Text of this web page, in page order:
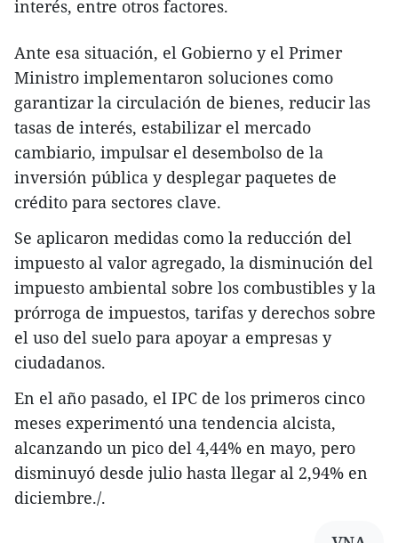
interés, entre otros factores.
Ante esa situación, el Gobierno y el Primer
Ministro implementaron soluciones como
garantizar la circulación de bienes, reducir las
tasas de interés, estabilizar el mercado
cambiario, impulsar el desembolso de la
inversión pública y desplegar paquetes de
crédito para sectores clave.
Se aplicaron medidas como la reducción del
impuesto al valor agregado, la disminución del
impuesto ambiental sobre los combustibles y la
prórroga de impuestos, tarifas y derechos sobre
el uso del suelo para apoyar a empresas y
ciudadanos.
En el año pasado, el IPC de los primeros cinco
meses experimentó una tendencia alcista,
alcanzando un pico del 4,44% en mayo, pero
disminuyó desde julio hasta llegar al 2,94% en
diciembre./.